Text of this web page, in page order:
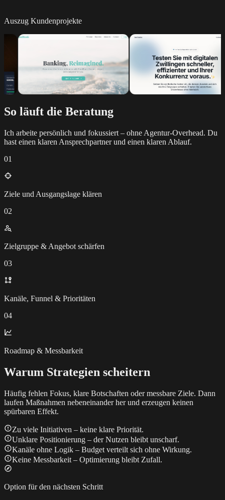
Auszug Kundenprojekte
So läuft die Beratung
Ich arbeite persönlich und fokussiert – ohne Agentur-Overhead. Du
hast einen klaren Ansprechpartner und einen klaren Ablauf.
01
Ziele und Ausgangslage klären
02
Zielgruppe & Angebot schärfen
03
Kanäle, Funnel & Prioritäten
04
Roadmap & Messbarkeit
Warum Strategien scheitern
Häufig fehlen Fokus, klare Botschaften oder messbare Ziele. Dann
laufen Maßnahmen nebeneinander her und erzeugen keinen
spürbaren Effekt.
Zu viele Initiativen – keine klare Priorität.
Unklare Positionierung – der Nutzen bleibt unscharf.
Kanäle ohne Logik – Budget verteilt sich ohne Wirkung.
Keine Messbarkeit – Optimierung bleibt Zufall.
Option für den nächsten Schritt